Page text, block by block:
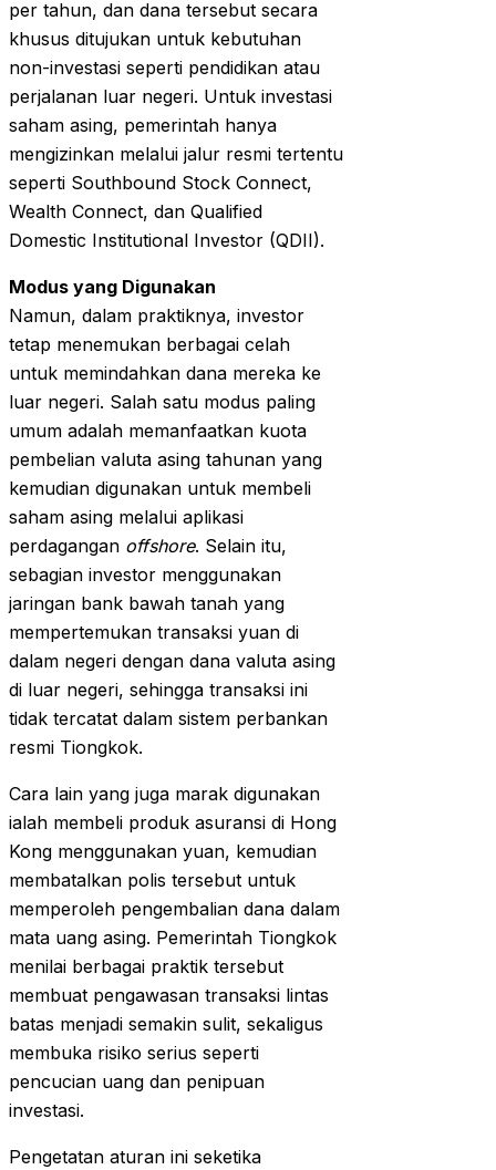
per tahun, dan dana tersebut secara
khusus ditujukan untuk kebutuhan
non-investasi seperti pendidikan atau
perjalanan luar negeri. Untuk investasi
saham asing, pemerintah hanya
mengizinkan melalui jalur resmi tertentu
seperti Southbound Stock Connect,
Wealth Connect, dan Qualified
Domestic Institutional Investor (QDII).
Modus yang Digunakan
Namun, dalam praktiknya, investor
tetap menemukan berbagai celah
untuk memindahkan dana mereka ke
luar negeri. Salah satu modus paling
umum adalah memanfaatkan kuota
pembelian valuta asing tahunan yang
kemudian digunakan untuk membeli
saham asing melalui aplikasi
perdagangan offshore. Selain itu,
sebagian investor menggunakan
jaringan bank bawah tanah yang
mempertemukan transaksi yuan di
dalam negeri dengan dana valuta asing
di luar negeri, sehingga transaksi ini
tidak tercatat dalam sistem perbankan
resmi Tiongkok.
Cara lain yang juga marak digunakan
ialah membeli produk asuransi di Hong
Kong menggunakan yuan, kemudian
membatalkan polis tersebut untuk
memperoleh pengembalian dana dalam
mata uang asing. Pemerintah Tiongkok
menilai berbagai praktik tersebut
membuat pengawasan transaksi lintas
batas menjadi semakin sulit, sekaligus
membuka risiko serius seperti
pencucian uang dan penipuan
investasi.
Pengetatan aturan ini seketika